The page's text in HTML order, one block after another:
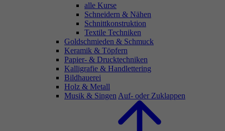
alle Kurse
Schneidern & Nähen
Schnittkonstruktion
Textile Techniken
Goldschmieden & Schmuck
Keramik & Töpfern
Papier- & Drucktechniken
Kalligrafie & Handlettering
Bildhauerei
Holz & Metall
Musik & Singen Auf- oder Zuklappen